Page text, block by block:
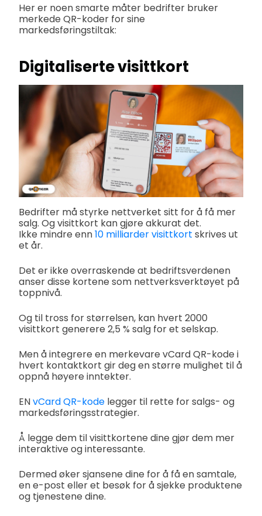
Her er noen smarte måter bedrifter bruker
merkede QR-koder for sine
markedsføringstiltak:
Digitaliserte visittkort
Bedrifter må styrke nettverket sitt for å få mer
salg. Og visittkort kan gjøre akkurat det.
Ikke mindre enn10 milliarder visittkort skrives ut
et år.
Det er ikke overraskende at bedriftsverdenen
anser disse kortene som nettverksverktøyet på
toppnivå.
Og til tross for størrelsen, kan hvert 2000
visittkort generere 2,5 % salg for et selskap.
Men å integrere en merkevare vCard QR-kode i
hvert kontaktkort gir deg en større mulighet til å
oppnå høyere inntekter.
ENvCard QR-kode legger til rette for salgs- og
markedsføringsstrategier.
Å legge dem til visittkortene dine gjør dem mer
interaktive og interessante.
Dermed øker sjansene dine for å få en samtale,
en e-post eller et besøk for å sjekke produktene
og tjenestene dine.